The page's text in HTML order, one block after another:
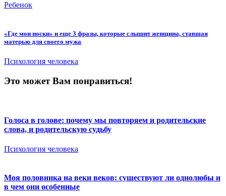
Ребенок
«Где мои носки» и еще 3 фразы, которые слышит женщина, ставшая
матерью для своего мужа
Психология человека
Это может Вам понравиться!
Голоса в голове: почему мы повторяем и родительские
слова, и родительскую судьбу
Психология человека
Моя половинка на веки веков: существуют ли однолюбы и
в чем они особенные